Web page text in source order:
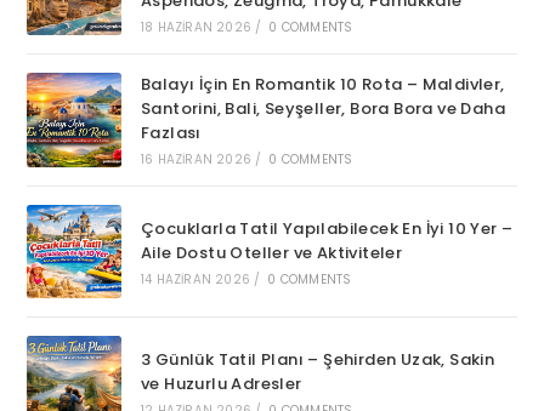
18 HAZIRAN 2026 / 0 COMMENTS
Balayı İçin En Romantik 10 Rota – Maldivler,
Santorini, Bali, Seyşeller, Bora Bora ve Daha
Fazlası
16 HAZIRAN 2026 / 0 COMMENTS
Çocuklarla Tatil Yapılabilecek En İyi 10 Yer –
Aile Dostu Oteller ve Aktiviteler
14 HAZIRAN 2026 / 0 COMMENTS
3 Günlük Tatil Planı – Şehirden Uzak, Sakin
ve Huzurlu Adresler